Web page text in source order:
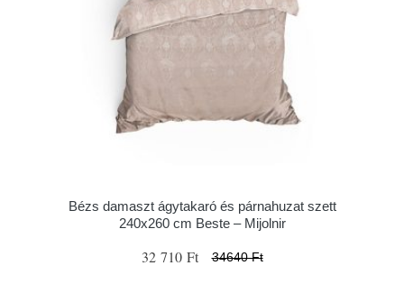
Bézs damaszt ágytakaró és párnahuzat szett
240x260 cm Beste – Mijolnir
32 710 Ft 34640 Ft